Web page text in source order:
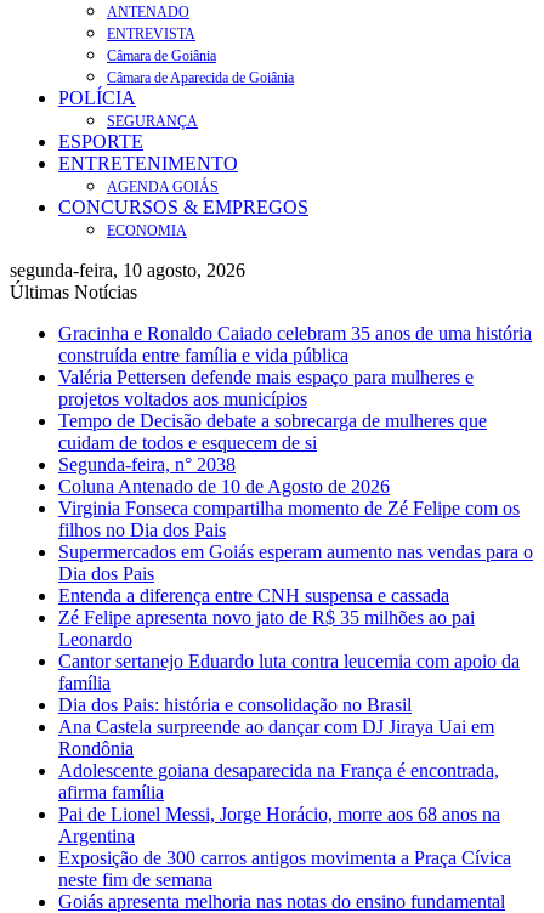
ANTENADO
ENTREVISTA
Câmara de Goiânia
Câmara de Aparecida de Goiânia
POLÍCIA
SEGURANÇA
ESPORTE
ENTRETENIMENTO
AGENDA GOIÁS
CONCURSOS & EMPREGOS
ECONOMIA
segunda-feira, 10 agosto, 2026
Últimas Notícias
Gracinha e Ronaldo Caiado celebram 35 anos de uma história
construída entre família e vida pública
Valéria Pettersen defende mais espaço para mulheres e
projetos voltados aos municípios
Tempo de Decisão debate a sobrecarga de mulheres que
cuidam de todos e esquecem de si
Segunda-feira, n° 2038
Coluna Antenado de 10 de Agosto de 2026
Virginia Fonseca compartilha momento de Zé Felipe com os
filhos no Dia dos Pais
Supermercados em Goiás esperam aumento nas vendas para o
Dia dos Pais
Entenda a diferença entre CNH suspensa e cassada
Zé Felipe apresenta novo jato de R$ 35 milhões ao pai
Leonardo
Cantor sertanejo Eduardo luta contra leucemia com apoio da
família
Dia dos Pais: história e consolidação no Brasil
Ana Castela surpreende ao dançar com DJ Jiraya Uai em
Rondônia
Adolescente goiana desaparecida na França é encontrada,
afirma família
Pai de Lionel Messi, Jorge Horácio, morre aos 68 anos na
Argentina
Exposição de 300 carros antigos movimenta a Praça Cívica
neste fim de semana
Goiás apresenta melhoria nas notas do ensino fundamental